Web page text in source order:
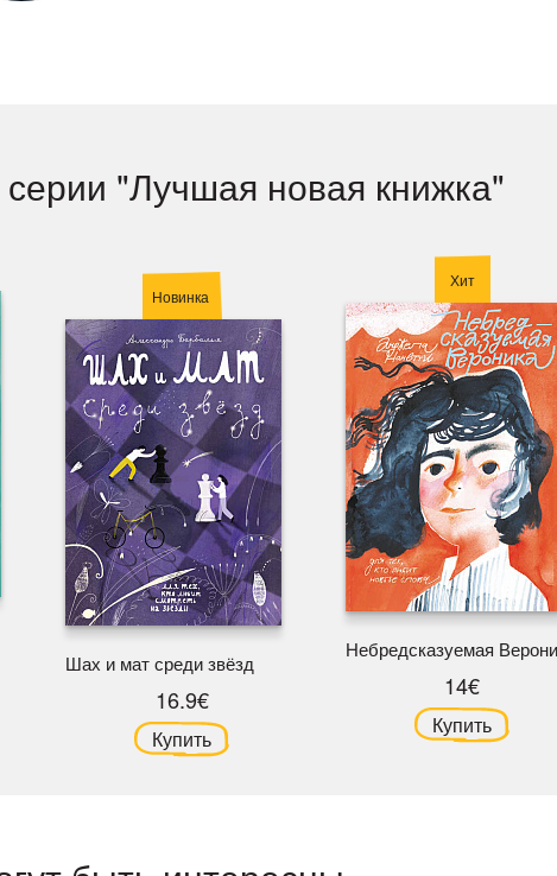
серии "Лучшая новая книжка"
Новинка
Шах и мат среди звёзд
16.9€
Купить
Хит
Небредсказуемая
14€
Купить